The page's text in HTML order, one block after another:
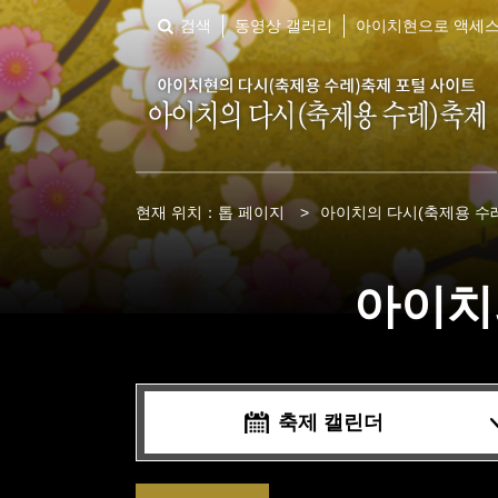
검색 동영상 갤러리 아이치현으로 액세
현재 위치： 톱 페이지 > 아이치의 다시(축제용 수
아이
축제 캘린더